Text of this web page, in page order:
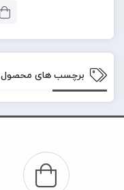
برچسب های محصول